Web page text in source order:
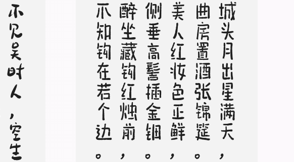
不
见
吴
时
人
，
空
生
唐
年
草
。
天
地
有
反
覆
，
宫
城
尽
倾
倒
。
六
帝
馀
古
丘
，
樵
苏
泣
遗
老 城
头
月
出
星
满
天
，
曲
房
置
酒
张
锦
筵
。
美
人
红
妆
色
正
鲜
，
侧
垂
高
髻
插
金
钿
。
醉
坐
藏
钩
红
烛
前
，
不
知
钩
在
若
个
边
。